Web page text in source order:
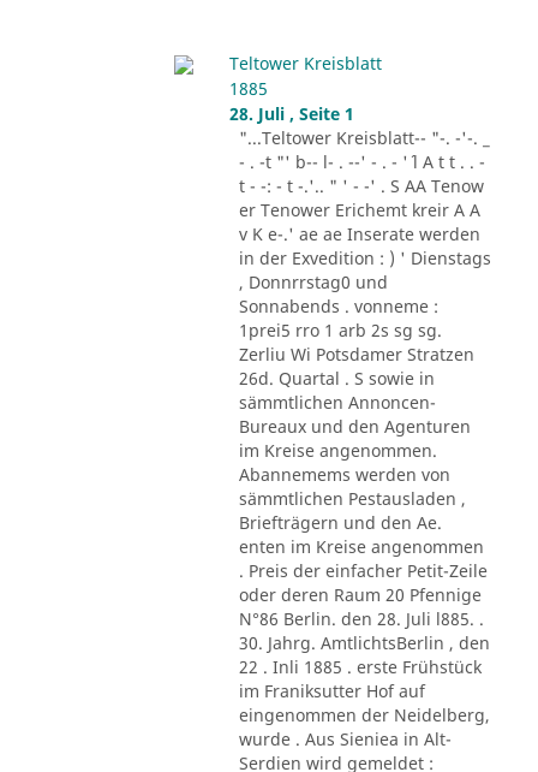
Teltower Kreisblatt
1885
28. Juli , Seite 1
"...Teltower Kreisblatt-- "-. -'-. _
- . -t "' b-- l- . --' - . - '´ l A t t . . -
t - -: - t -.'.. " ' - -' . S AA Tenow
er Tenower Erichemt kreir A A
v K e-.' ae ae Inserate werden
in der Exvedition : ) ' Dienstags
, Donnrrstag0 und
Sonnabends . vonneme :
1prei5 rro 1 arb 2s sg sg.
Zerliu Wi Potsdamer Stratzen
26d. Quartal . S sowie in
sämmtlichen Annoncen-
Bureaux und den Agenturen
im Kreise angenommen.
Abannemems werden von
sämmtlichen Pestausladen ,
Briefträgern und den Ae.
enten im Kreise angenommen
. Preis der einfacher Petit-Zeile
oder deren Raum 20 Pfennige
N°86 Berlin. den 28. Juli l885. .
30. Jahrg. AmtlichtsBerlin , den
22 . Inli 1885 . erste Frühstück
im Franiksutter Hof auf
eingenommen der Neidelberg,
wurde . Aus Sieniea in Alt-
Serdien wird gemeldet :